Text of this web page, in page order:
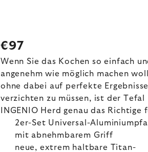
€97
Wenn Sie das Kochen so einfach
angenehm wie möglich machen
ohne dabei auf perfekte Ergebnisse
verzichten zu müssen, ist der Tefal
INGENIO Herd genau das Richtige
2er-Set Universal-
mit abnehmbarem Griff
neue, extrem haltbare Titan-